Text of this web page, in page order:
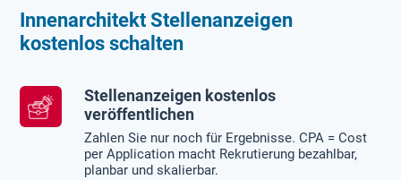
Innenarchitekt Stellenanzeigen
kostenlos schalten
Stellenanzeigen kostenlos
veröffentlichen
Zahlen Sie nur noch für Ergebnisse. CPA = Cost
per Application macht Rekrutierung bezahlbar,
planbar und skalierbar.